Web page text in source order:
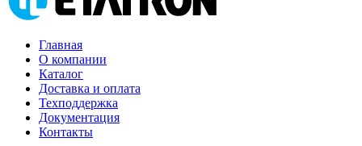
Главная
О компании
Каталог
Доставка и оплата
Техподдержка
Документация
Контакты